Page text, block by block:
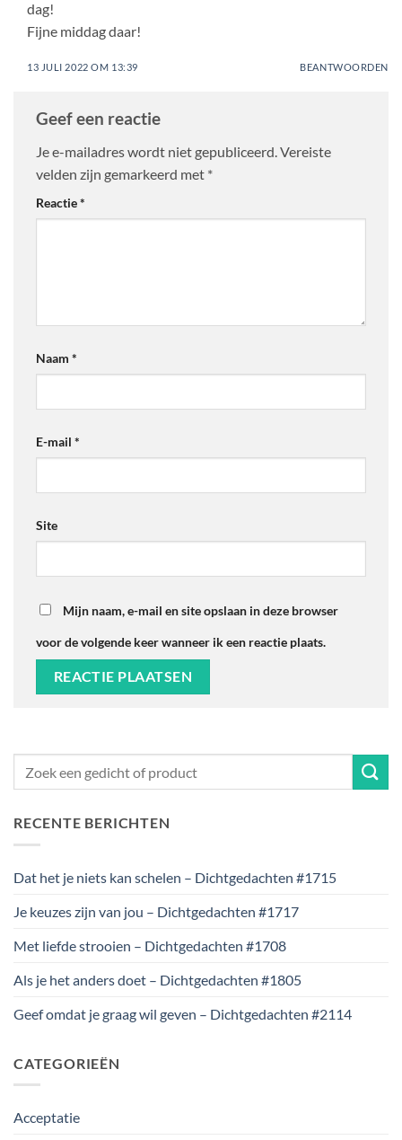
dag!
Fijne middag daar!
13 JULI 2022 OM 13:39 BEANTWOORDEN
Geef een reactie
Je e-mailadres wordt niet gepubliceerd.Vereiste
velden zijn gemarkeerd met *
Reactie*
Naam *
E-mail *
Site
Mijn naam, e-mail en site opslaan in deze browser
voor de volgende keer wanneer ik een reactie plaats.
RECENTE BERICHTEN
Dat het je niets kan schelen – Dichtgedachten #1715
Je keuzes zijn van jou – Dichtgedachten #1717
Met liefde strooien – Dichtgedachten #1708
Als je het anders doet – Dichtgedachten #1805
Geef omdat je graag wil geven – Dichtgedachten #2114
CATEGORIEËN
Acceptatie